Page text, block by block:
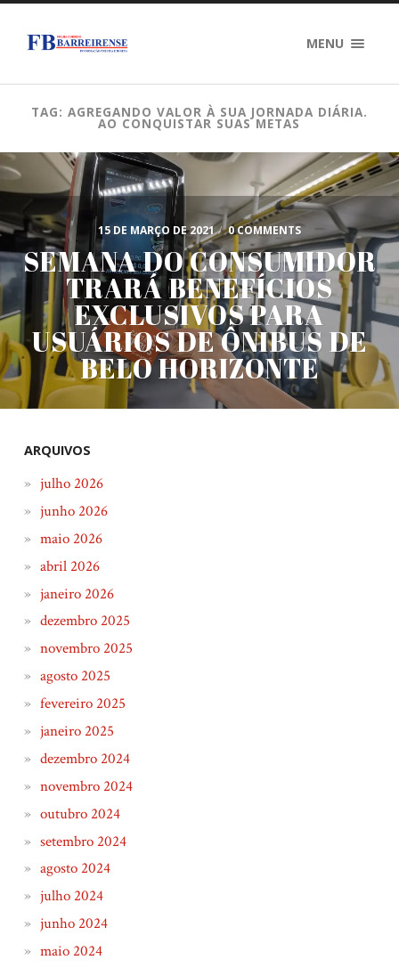
MENU
TAG: AGREGANDO VALOR À SUA JORNADA DIÁRIA.
AO CONQUISTAR SUAS METAS
15 DE MARÇO DE 2021 / 0 COMMENTS
SEMANA DO CONSUMIDOR
TRARÁ BENEFÍCIOS
EXCLUSIVOS PARA
USUÁRIOS DE ÔNIBUS DE
BELO HORIZONTE
ARQUIVOS
julho 2026
junho 2026
maio 2026
abril 2026
janeiro 2026
dezembro 2025
novembro 2025
agosto 2025
fevereiro 2025
janeiro 2025
dezembro 2024
novembro 2024
outubro 2024
setembro 2024
agosto 2024
julho 2024
junho 2024
maio 2024